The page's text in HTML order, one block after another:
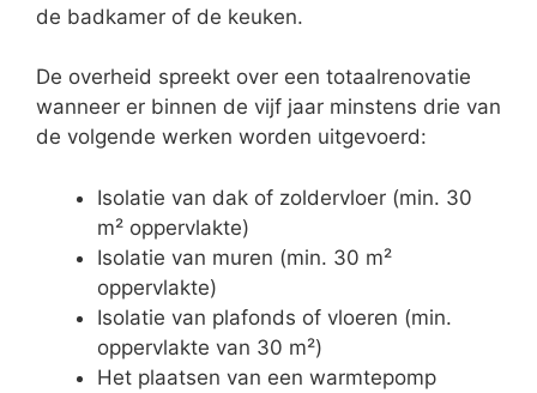
de badkamer of de keuken.
De overheid spreekt over een totaalrenovatie
wanneer er binnen de vijf jaar minstens drie van
de volgende werken worden uitgevoerd:
Isolatie van dak of zoldervloer (min. 30
m² oppervlakte)
Isolatie van muren (min. 30 m²
oppervlakte)
Isolatie van plafonds of vloeren (min.
oppervlakte van 30 m²)
Het plaatsen van een warmtepomp